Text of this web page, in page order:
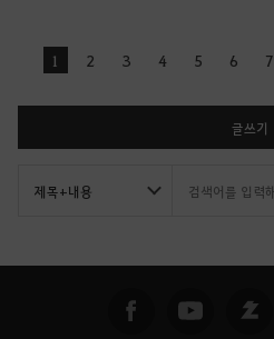
1 2 3 4 5 6 7
글쓰기